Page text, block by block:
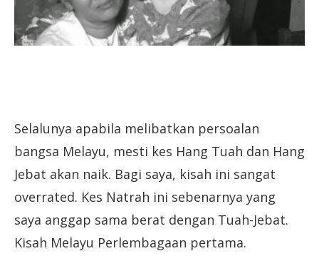
Selalunya apabila melibatkan persoalan
bangsa Melayu, mesti kes Hang Tuah dan Hang
Jebat akan naik. Bagi saya, kisah ini sangat
overrated. Kes Natrah ini sebenarnya yang
saya anggap sama berat dengan Tuah-Jebat.
Kisah Melayu Perlembagaan pertama.